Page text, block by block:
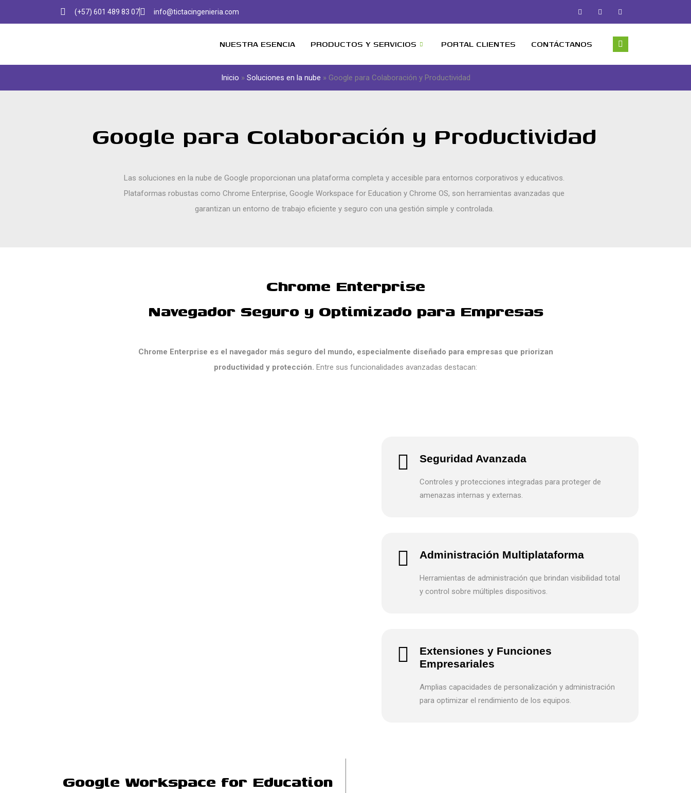
(+57) 601 489 83 07 info@tictacingenieria.com
NUESTRA ESENCIA PRODUCTOS Y SERVICIOS PORTAL CLIENTES CONTÁCTANOS
Inicio » Soluciones en la nube » Google para Colaboración y Productividad
Google para Colaboración y Productividad
Las soluciones en la nube de Google proporcionan una plataforma completa y accesible para entornos corporativos y educativos.
Plataformas robustas como Chrome Enterprise, Google Workspace for Education y Chrome OS, son herramientas avanzadas que
garantizan un entorno de trabajo eficiente y seguro con una gestión simple y controlada.
Chrome Enterprise
Navegador Seguro y Optimizado para Empresas
Chrome Enterprise es el navegador más seguro del mundo, especialmente diseñado para empresas que priorizan
productividad y protección. Entre sus funcionalidades avanzadas destacan:
Seguridad Avanzada
Controles y protecciones integradas para proteger de
amenazas internas y externas.
Administración Multiplataforma
Herramientas de administración que brindan visibilidad total
y control sobre múltiples dispositivos.
Extensiones y Funciones
Empresariales
Amplias capacidades de personalización y administración
para optimizar el rendimiento de los equipos.
Google Workspace for Education